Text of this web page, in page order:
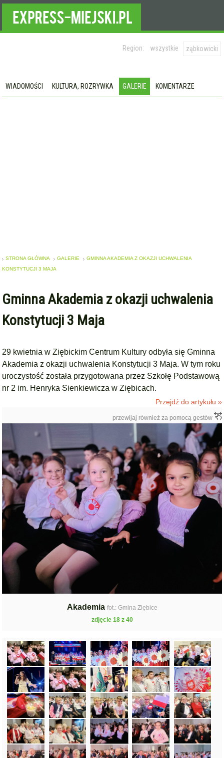
Region: wszystkie ząbkowicki
WIADOMOŚCI KULTURA, ROZRYWKA GALERIE KOMENTARZE
STRONA GŁÓWNA GALERIE
GMINNA AKADEMIA Z OKAZJI UCHWALENIA
KONSTYTUCJI 3 MAJA
Gminna Akademia z okazji uchwalenia
Konstytucji 3 Maja
29 kwietnia w Ziębickim Centrum Kultury odbyła się Gminna
Akademia z okazji uchwalenia Konstytucji 3 Maja. W tym roku
uroczystość została przygotowana przez Szkołę Podstawową
nr 2 im. Henryka Sienkiewicza w Ziębicach.
Przejdź do artykułu »
przewijaj również za pomocą gestów
Akademia fot.: Gmina Ziębice
zdjęcie 18 z 40